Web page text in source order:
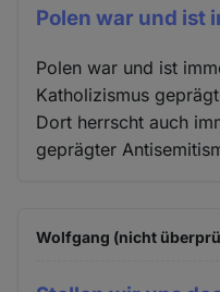
Polen war und ist
Polen war und ist
Katholizismus
Dort herrscht auch
geprägter
Wolfgang (nicht